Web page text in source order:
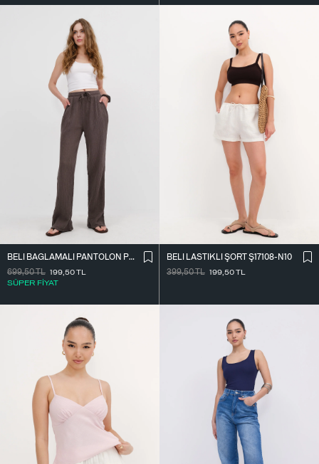
BELI BAĞLAMALI PANTOLON PN7043-PNF
699,50TL 199,50TL
SÜPER FİYAT
BELI LASTIKLI ŞORT Ş17108-N10
399,50TL 199,50TL